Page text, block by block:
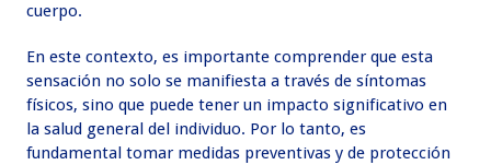
cuerpo.
En este contexto, es importante comprender que esta
sensación no solo se manifiesta a través de síntomas
físicos, sino que puede tener un impacto significativo en
la salud general del individuo. Por lo tanto, es
fundamental tomar medidas preventivas y de protección